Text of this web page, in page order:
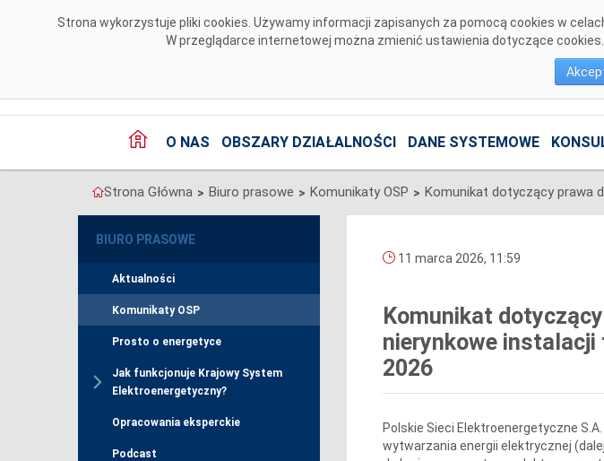
Strona wykorzystuje pliki cookies. Używamy informacji zapisanych za pomocą cookies w
W przeglądarce internetowej można zmienić ustawienia dotyczące
O NAS OBSZARY DZIAŁALNOŚCI DANE SYSTEMOWE
Strona Główna > Biuro prasowe > Komunikaty OSP >
BIURO PRASOWE
Aktualności
Komunikaty OSP
Prosto o energetyce
Jak funkcjonuje Krajowy System
Elektroenergetyczny?
Opracowania eksperckie
Podcast
11 marca 2026, 11:59
Komunikat
nierynkowe instalacji
2026
Polskie Sieci Elektroenergetyczne S.A.
wytwarzania energii elektrycznej